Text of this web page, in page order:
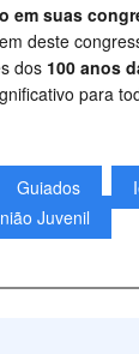
em suas
deste
dos 100 anos
para
Guiados
Juvenil